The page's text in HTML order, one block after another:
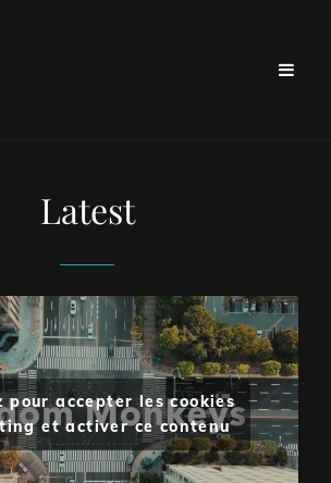
Latest
pour accepter les cookies
et activer ce contenu